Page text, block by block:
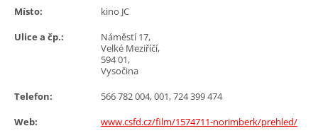
Místo:
kino JC
Ulice a čp.:
Náměstí 17,
Velké Meziříčí,
594 01,
Vysočina
Telefon:
566 782 004, 001, 724 399 474
Web:
www.csfd.cz/film/1574711-norimberk/prehled/